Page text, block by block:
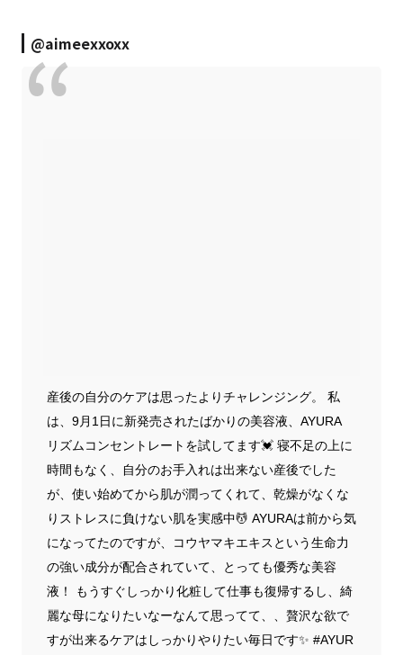
@aimeexxoxx
産後の自分のケアは思ったよりチャレンジング。 私
は、9月1日に新発売されたばかりの美容液、AYURA
リズムコンセントレートを試してます💓 寝不足の上に
時間もなく、自分のお手入れは出来ない産後でした
が、使い始めてから肌が潤ってくれて、乾燥がなくな
りストレスに負けない肌を実感中💆 AYURAは前から気
になってたのですが、コウヤマキエキスという生命力
の強い成分が配合されていて、とっても優秀な美容
液！ もうすぐしっかり化粧して仕事も復帰するし、綺
麗な母になりたいなーなんて思ってて、、贅沢な欲で
すが出来るケアはしっかりやりたい毎日です✨ #AYUR